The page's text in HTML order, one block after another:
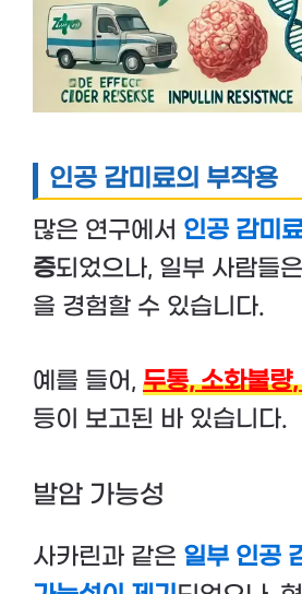
인공 감미료의 부작용
많은 연구에서 인공 감미
증되었으나, 일부 사람들
을 경험할 수 있습니다.
예를 들어, 두통,소화불량
등이 보고된 바 있습니다.
발암 가능성
사카린과 같은 일부 인공